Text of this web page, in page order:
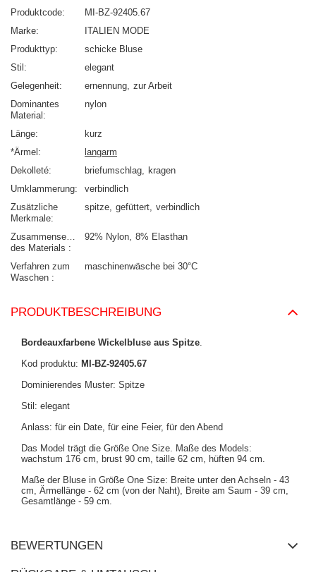
Produktcode
MI-BZ-92405.67
Marke
ITALIEN MODE
Produkttyp
schicke Bluse
Stil
elegant
Gelegenheit
ernennung zur Arbeit
Dominantes
Material
nylon
Länge
kurz
*Ärmel
langarm
Dekolleté
briefumschlag
kragen
Umklammerung
verbindlich
Zusätzliche
Merkmale
spitze gefüttert verbindlich
Zusammensetzung
des Materials
92% Nylon 8% Elasthan
Verfahren zum
Waschen
maschinenwäsche bei 30°C
PRODUKTBESCHREIBUNG
Bordeauxfarbene Wickelbluse aus Spitze.
Kod produktu: MI-BZ-92405.67
Dominierendes Muster: Spitze
Stil: elegant
Anlass: für ein Date, für eine Feier, für den Abend
Das Model trägt die Größe One Size. Maße des Models:
wachstum 176 cm, brust 90 cm, taille 62 cm, hüften 94 cm.
Maße der Bluse in Größe One Size: Breite unter den Achseln - 43
cm, Ärmellänge - 62 cm (von der Naht), Breite am Saum - 39 cm,
Gesamtlänge - 59 cm.
BEWERTUNGEN